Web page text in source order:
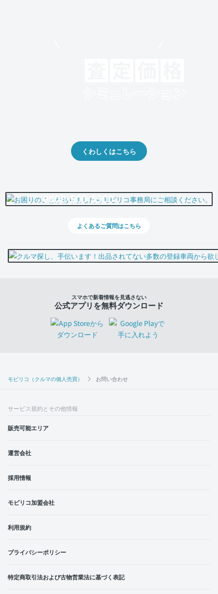
モビリコ（クルマの個人売買） お問い合わせ
くわしくはこちら
0800-500-5500
よくあるご質問はこちら
スマホで新着情報を見逃さない
公式アプリを無料ダウンロード
サービス規約とその他情報
販売可能エリア
運営会社
採用情報
モビリコ加盟会社
利用規約
プライバシーポリシー
特定商取引法および古物営業法に基づく表記